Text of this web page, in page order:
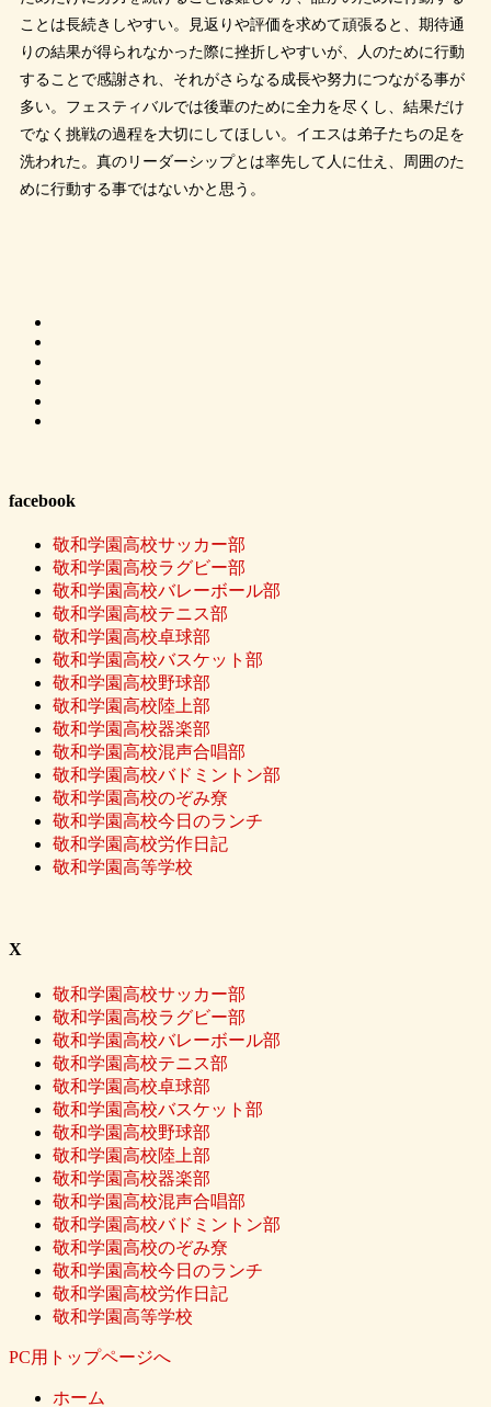
ことは長続きしやすい。見返りや評価を求めて頑張ると、期待通
りの結果が得られなかった際に挫折しやすいが、人のために行動
することで感謝され、それがさらなる成長や努力につながる事が
多い。フェスティバルでは後輩のために全力を尽くし、結果だけ
でなく挑戦の過程を大切にしてほしい。イエスは弟子たちの足を
洗われた。真のリーダーシップとは率先して人に仕え、周囲のた
めに行動する事ではないかと思う。
facebook
敬和学園高校サッカー部
敬和学園高校ラグビー部
敬和学園高校バレーボール部
敬和学園高校テニス部
敬和学園高校卓球部
敬和学園高校バスケット部
敬和学園高校野球部
敬和学園高校陸上部
敬和学園高校器楽部
敬和学園高校混声合唱部
敬和学園高校バドミントン部
敬和学園高校のぞみ尞
敬和学園高校今日のランチ
敬和学園高校労作日記
敬和学園高等学校
X
敬和学園高校サッカー部
敬和学園高校ラグビー部
敬和学園高校バレーボール部
敬和学園高校テニス部
敬和学園高校卓球部
敬和学園高校バスケット部
敬和学園高校野球部
敬和学園高校陸上部
敬和学園高校器楽部
敬和学園高校混声合唱部
敬和学園高校バドミントン部
敬和学園高校のぞみ尞
敬和学園高校今日のランチ
敬和学園高校労作日記
敬和学園高等学校
PC用トップページへ
ホーム